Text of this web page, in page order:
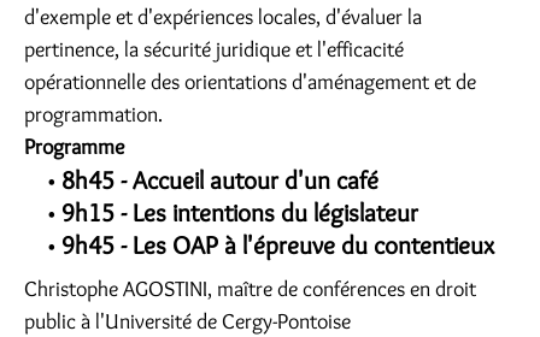
d'exemple et d'expériences locales, d'évaluer la
pertinence, la sécurité juridique et l'efficacité
opérationnelle des orientations d'aménagement et de
programmation.
Programme
8h45 - Accueil autour d'un café
9h15 - Les intentions du législateur
9h45 - Les OAP à l'épreuve du contentieux
Christophe AGOSTINI, maître de conférences en droit
public à l'Université de Cergy-Pontoise